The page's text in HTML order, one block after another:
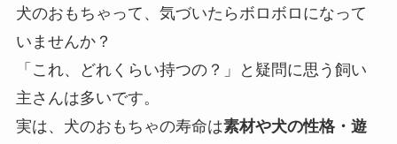
犬のおもちゃって、気づいたらボロボロになって
いませんか？
「これ、どれくらい持つの？」と疑問に思う飼い
主さんは多いです。
実は、犬のおもちゃの寿命は素材や犬の性格・遊